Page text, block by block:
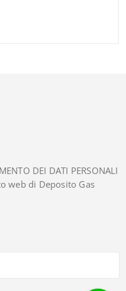
DEI DATI PERSONALI
web di Deposito Gas